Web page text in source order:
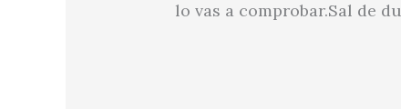
lo vas a comprobar.Sal de